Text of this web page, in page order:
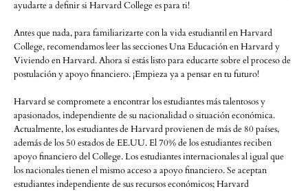
ayudarte a definir si Harvard College es para ti!
Antes que nada, para familiarizarte con la vida estudiantil en Harvard
College, recomendamos leer las secciones Una Educación en Harvard y
Viviendo en Harvard. Ahora sí estás listo para educarte sobre el proceso de
postulación y apoyo financiero. ¡Empieza ya a pensar en tu futuro!
Harvard se compromete a encontrar los estudiantes más talentosos y
apasionados, independiente de su nacionalidad o situación económica.
Actualmente, los estudiantes de Harvard provienen de más de 80 países,
además de los 50 estados de EE.UU. El 70% de los estudiantes reciben
apoyo financiero del College. Los estudiantes internacionales al igual que
los nacionales tienen el mismo acceso a apoyo financiero. Se aceptan
estudiantes independiente de sus recursos económicos; Harvard